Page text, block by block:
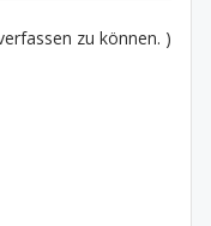
zu können. )